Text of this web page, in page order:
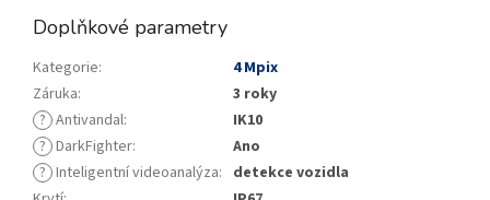
Doplňkové parametry
Kategorie:
4 Mpix
Záruka:
3 roky
? Antivandal:
IK10
? DarkFighter:
Ano
? Inteligentní videoanalýza: detekce vozidla